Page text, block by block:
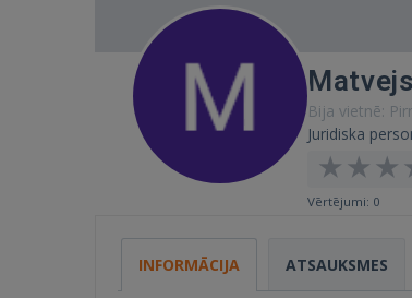
Bija vietnē:
Juridiska
Vērtējumi: 0
INFORMĀCIJA ATSAUKSMES